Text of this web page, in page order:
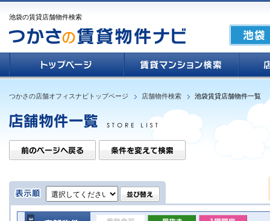
池袋の賃貸店舗物件検索
つかさの店舗オフィスナビトップページ 店舗物件検索 池袋賃貸店舗物件一覧